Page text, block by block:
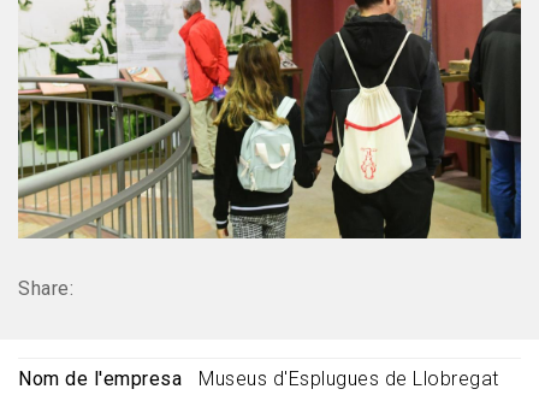
Share:
Nom de l'empresa
Museus d'Esplugues de Llobregat